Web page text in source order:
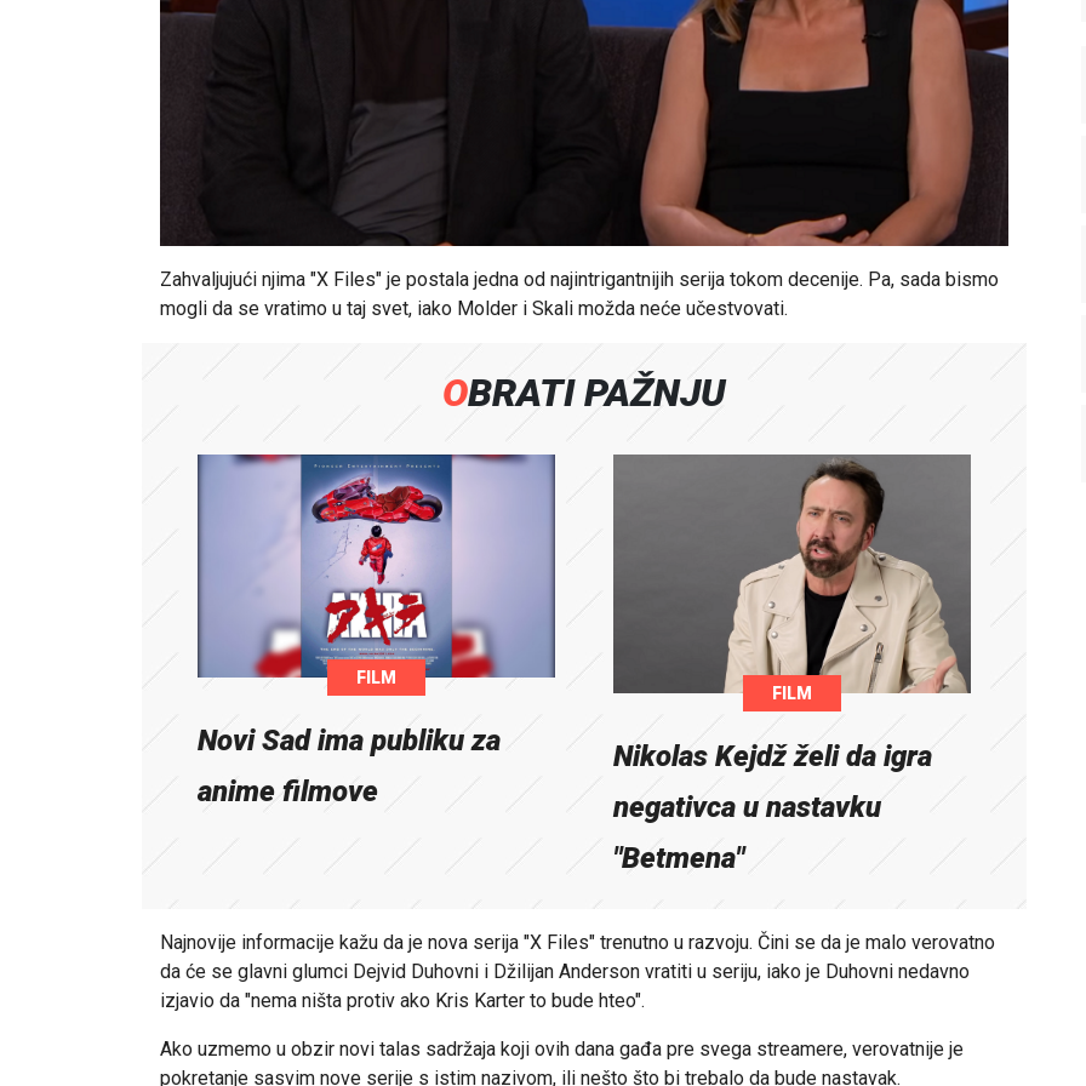
Zahvaljujući njima "X Files" je postala jedna od najintrigantnijih serija tokom decenije. Pa, sada bismo
mogli da se vratimo u taj svet, iako Molder i Skali možda neće učestvovati.
OBRATI PAŽNJU
FILM
Novi Sad ima publiku za
anime filmove
FILM
Nikolas Kejdž želi da igra
negativca u nastavku
"Betmena"
Najnovije informacije kažu da je nova serija "X Files" trenutno u razvoju. Čini se da je malo verovatno
da će se glavni glumci Dejvid Duhovni i Džilijan Anderson vratiti u seriju, iako je Duhovni nedavno
izjavio da "nema ništa protiv ako Kris Karter to bude hteo".
Ako uzmemo u obzir novi talas sadržaja koji ovih dana gađa pre svega streamere, verovatnije je
pokretanje sasvim nove serije s istim nazivom, ili nešto što bi trebalo da bude nastavak.